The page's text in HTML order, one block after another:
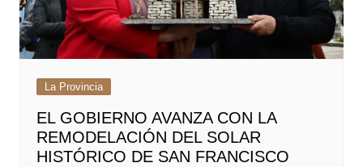
La Provincia
EL GOBIERNO AVANZA CON LA
REMODELACIÓN DEL SOLAR
HISTÓRICO DE SAN FRANCISCO